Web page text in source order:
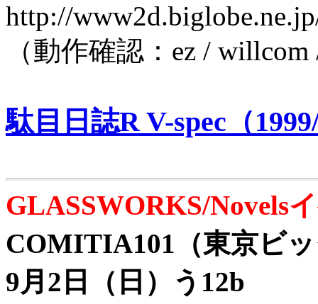
http://
（動作確認：ez /
駄目日誌R V-spec（
GLASSWORKS/Novels
COMITIA101（東京ビ
9月2日（日）う12b